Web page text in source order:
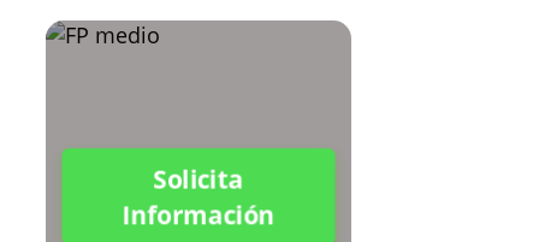
Solicita
Información